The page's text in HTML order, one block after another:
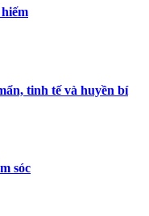
tinh tế và huyền bí
sóc